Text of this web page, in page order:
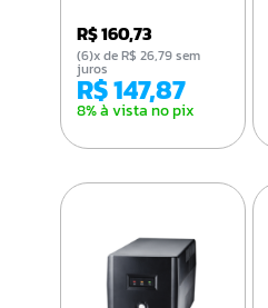
R$ 160,73
R$ 147,87
8% à vista no pix
(6)x de R$ 26,79 sem
juros